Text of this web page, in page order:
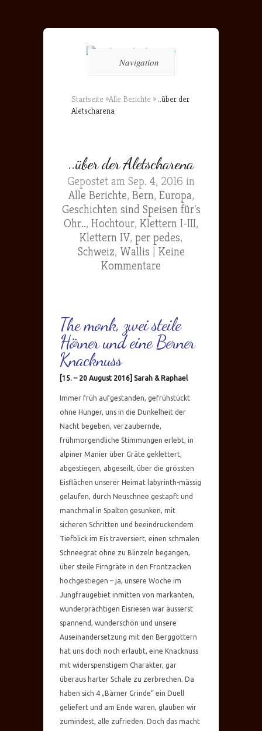
Navigation
Startseite »Alle Berichte » ..über der
Aletscharena
..über der Aletscharena
Gepostet am Sep. 4, 2016 in
Alle Berichte, Bern, Europa,
Geschichten sind Speisen für's
Ohr.., Hochtour, Klettern I-III,
Klettern IV, per pedes,
Schweiz, Wallis | Keine
Kommentare
The monk, zwei steile
Hörner und eine Berner
Knacknuss
[15. – 20 August 2016] Sarah & Raphael
Immer früh aufgestanden, gefrühstückt
ohne Hunger, uns in die Dunkelheit der
Nacht begeben, verzaubernde,
frühmorgendliche Stimmungen erlebt, in
alpiner Manier über Gräte geklettert,
abgestiegen, abgeseilt, über die grössten
Eisflächen unserer Heimat labyrinth-mässig
gelaufen, durch Neuschnee gestapft und
manchmal in Spalten gesunken, mit
sicheren Schritten und beeindruckendem
Tiefblick im Eis traversiert, einen schmalen
Schneegrat ohne zu Blinzeln begangen,
über steile Firngräte in den Frontzacken
hochgestiegen – ja, unsere Woche im
Jungfraugebiet inmitten von markanten,
wunderprächtigen Eisriesen war äusserst
spannend, wunderschön und unsere
Auseinandersetzung mit den Berggöttern
hat uns doch noch erlaubt, eine Knacknuss
mit widerspenstigem Charakter, gar
überaus harter Schale zu zerbrechen. Da
haben sich 4 „Bärner Grinde“ ein Duell
geliefert und am Ende waren, glauben wir
zumindest, alle zufrieden. Doch das macht